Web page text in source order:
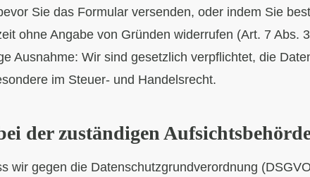
Sie das Formular versenden, oder indem Sie
ohne Angabe von Gründen widerrufen (Art. 7
Ausnahme: Wir sind gesetzlich verpflichtet, die
im Steuer- und Handelsrecht.
der zuständigen
wir gegen die Datenschutzgrundverordnung